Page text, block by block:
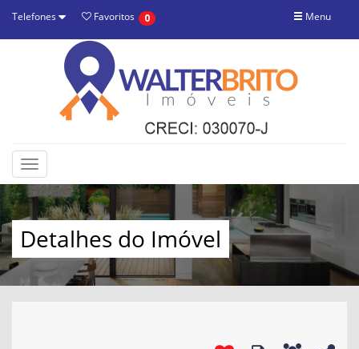
Telefones Favoritos 0 Menu
Toggle
navigation
Detalhes do Imóvel